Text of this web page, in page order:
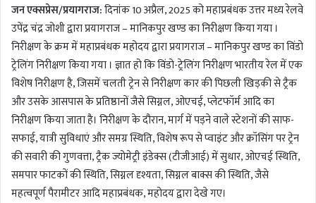
जन एक्सप्रेस/प्रयागराज:दिनांक 10 अप्रैल, 2025 को महाप्रबंधक उत्तर मध्य रेलवे
उपेंद्र चंद्र जोशी द्वारा प्रयागराज – मानिकपुर खण्ड का निरीक्षण किया गया ।
निरीक्षण के क्रम में महाप्रबंधक महोदय द्वारा प्रयागराज – मानिकपुर खण्ड का विंडो
ट्रेलिंग निरीक्षण किया गया । ज्ञात हो कि विंडो-ट्रेलिंग निरीक्षण भारतीय रेल में एक
विशेष निरीक्षण है, जिसमें चलती ट्रेन से निरीक्षण कार की पिछली खिड़की से ट्रैक
और उसके आसपास के प्रतिष्ठानों जैसे सिग्नल, ओएचई, प्लेटफॉर्म आदि का
निरीक्षण किया जाता है। निरीक्षण के दौरान, मार्ग में पड़ने वाले स्टेशनों की साफ-
सफाई, यात्री सुविधाएं और समग्र स्थिति, विशेष रूप से प्वाइंट और क्रॉसिंग पर ट्रेन
की सवारी की गुणवत्ता, ट्रैक ज्योमेट्री इंडेक्स (टीजीआई) में सुधार, ओएचई स्थिति,
समपार फाटकों की स्थिति, सिग्नल दृश्यता, सिग्नल बाक्स की स्थिति, जैसे
महत्वपूर्ण पैरामीटर आदि महाप्रबंधक, महोदय द्वारा देखे गए।